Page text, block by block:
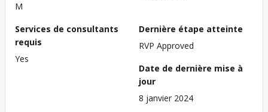
M
Services de consultants
requis
Yes
Dernière étape atteinte
RVP Approved
Date de dernière mise à
jour
8 janvier 2024